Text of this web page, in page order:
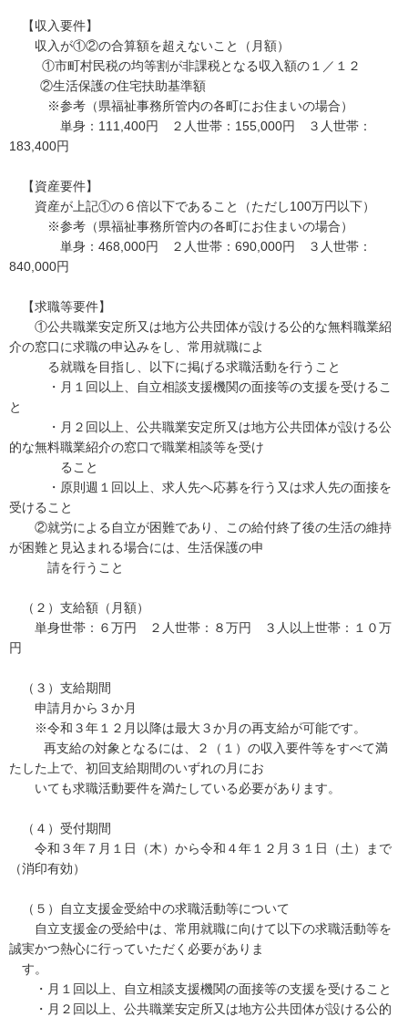
【収入要件】
収入が①②の合算額を超えないこと（月額）
①市町村民税の均等割が非課税となる収入額の１／１２
②生活保護の住宅扶助基準額
※参考（県福祉事務所管内の各町にお住まいの場合）
単身：111,400円 ２人世帯：155,000円 ３人世帯：
183,400円
【資産要件】
資産が上記①の６倍以下であること（ただし100万円以下）
※参考（県福祉事務所管内の各町にお住まいの場合）
単身：468,000円 ２人世帯：690,000円 ３人世帯：
840,000円
【求職等要件】
①公共職業安定所又は地方公共団体が設ける公的な無料職業紹
介の窓口に求職の申込みをし、常用就職によ
る就職を目指し、以下に掲げる求職活動を行うこと
・月１回以上、自立相談支援機関の面接等の支援を受けるこ
と
・月２回以上、公共職業安定所又は地方公共団体が設ける公
的な無料職業紹介の窓口で職業相談等を受け
ること
・原則週１回以上、求人先へ応募を行う又は求人先の面接を
受けること
②就労による自立が困難であり、この給付終了後の生活の維持
が困難と見込まれる場合には、生活保護の申
請を行うこと
（２）支給額（月額）
単身世帯：６万円 ２人世帯：８万円 ３人以上世帯：１０万
円
（３）支給期間
申請月から３か月
※令和３年１２月以降は最大３か月の再支給が可能です。
再支給の対象となるには、２（１）の収入要件等をすべて満
たした上で、初回支給期間のいずれの月にお
いても求職活動要件を満たしている必要があります。
（４）受付期間
令和３年７月１日（木）から令和４年１２月３１日（土）まで
（消印有効）
（５）自立支援金受給中の求職活動等について
自立支援金の受給中は、常用就職に向けて以下の求職活動等を
誠実かつ熱心に行っていただく必要がありま
す。
・月１回以上、自立相談支援機関の面接等の支援を受けること
・月２回以上、公共職業安定所又は地方公共団体が設ける公的